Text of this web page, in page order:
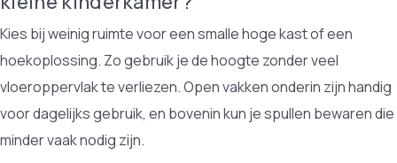
Kies bij weinig ruimte voor een smalle hoge kast of een
hoekoplossing. Zo gebruik je de hoogte zonder veel
vloeroppervlak te verliezen. Open vakken onderin zijn handig
voor dagelijks gebruik, en bovenin kun je spullen bewaren die
minder vaak nodig zijn.